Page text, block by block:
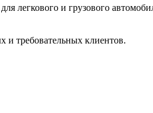
легкового и грузового
и требовательных клиентов.